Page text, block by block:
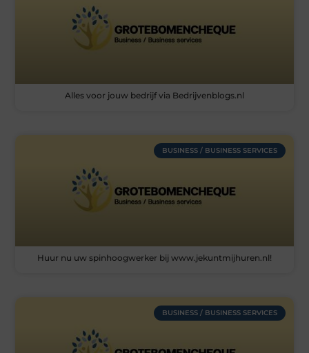
Alles voor jouw bedrijf via Bedrijvenblogs.nl
BUSINESS / BUSINESS SERVICES
Huur nu uw spinhoogwerker bij www.jekuntmijhuren.nl!
BUSINESS / BUSINESS SERVICES